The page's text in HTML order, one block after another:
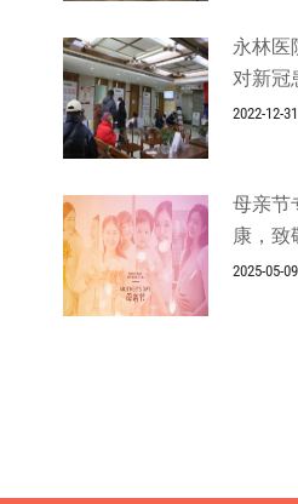
永林医
对新冠
2022-12-31
母亲节
康，致
2025-05-09